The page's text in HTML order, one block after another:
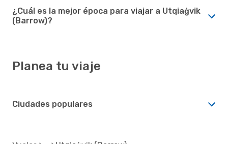
¿Cuál es la mejor época para viajar a Utqiaġvik
(Barrow)?
Planea tu viaje
Ciudades populares